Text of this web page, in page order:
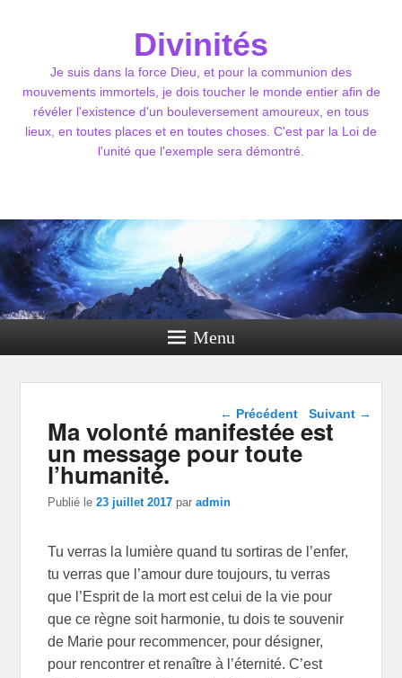
Divinités
Je suis dans la force Dieu, et pour la communion des
mouvements immortels, je dois toucher le monde entier afin de
révéler l'existence d'un bouleversement amoureux, en tous
lieux, en toutes places et en toutes choses. C'est par la Loi de
l'unité que l'exemple sera démontré.
Menu
Navigation dans les
articles
← Précédent Suivant →
Ma volonté manifestée est
un message pour toute
l’humanité.
Publié le23 juillet 2017 paradmin
Tu verras la lumière quand tu sortiras de l’enfer,
tu verras que l’amour dure toujours, tu verras
que l’Esprit de la mort est celui de la vie pour
que ce règne soit harmonie, tu dois te souvenir
de Marie pour recommencer, pour désigner,
pour rencontrer et renaître à l’éternité. C’est